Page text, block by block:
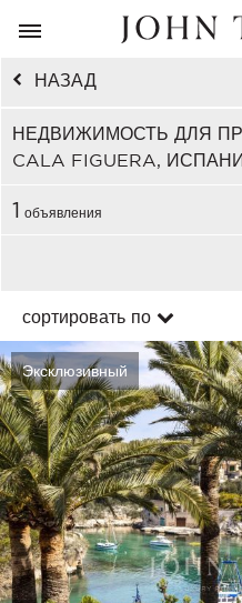
НАЗАД
НЕДВИЖИМОСТЬ ДЛЯ
CALA FIGUERA,
1 объявления
сортировать по
Эксклюзивный